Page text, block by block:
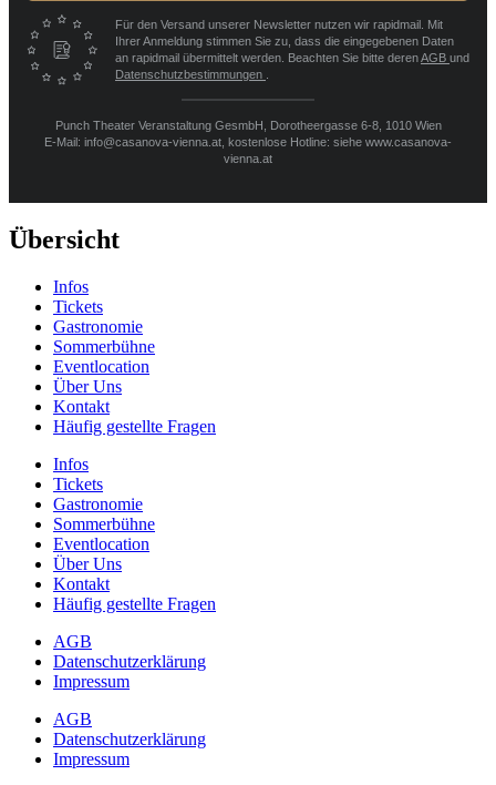
Für den Versand unserer Newsletter nutzen wir rapidmail. Mit
Ihrer Anmeldung stimmen Sie zu, dass die eingegebenen Daten
an rapidmail übermittelt werden. Beachten Sie bitte derenAGB und
Datenschutzbestimmungen
Punch Theater Veranstaltung GesmbH, Dorotheergasse 6-8, 1010 Wien
E-Mail: info@casanova-vienna.at, kostenlose Hotline: siehe www.casanova-
vienna.at
Übersicht
Infos
Tickets
Gastronomie
Sommerbühne
Eventlocation
Über Uns
Kontakt
Häufig gestellte Fragen
Infos
Tickets
Gastronomie
Sommerbühne
Eventlocation
Über Uns
Kontakt
Häufig gestellte Fragen
AGB
Datenschutzerklärung
Impressum
AGB
Datenschutzerklärung
Impressum